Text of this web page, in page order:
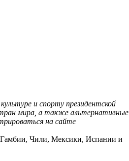
и спорту президентской
мира, а также альтернативные
на сайте
Гамбии, Чили, Мексики, Испании и